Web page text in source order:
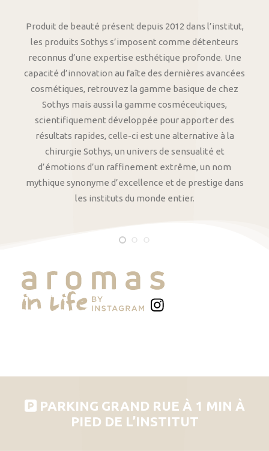
Produit de beauté présent depuis 2012 dans l’institut,
les produits Sothys s’imposent comme détenteurs
reconnus d’une expertise esthétique profonde. Une
capacité d’innovation au faîte des dernières avancées
cosmétiques, retrouvez la gamme basique de chez
Sothys mais aussi la gamme cosméceutiques,
scientifiquement développée pour apporter des
résultats rapides, celle-ci est une alternative à la
chirurgie Sothys, un univers de sensualité et
d’émotions d’un raffinement extrême, un nom
mythique synonyme d’excellence et de prestige dans
les instituts du monde entier.
PARKING GRAND RUE À 1 MIN À
PIED DE L’INSTITUT